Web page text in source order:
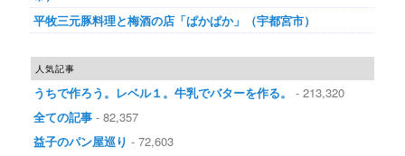
平牧三元豚料理と梅酒の店「ぱかぱか」（宇都宮市）
人気記事
うちで作ろう。レベル１。牛乳でバターを作る。
- 213,320
全ての記事 - 82,357
益子のパン屋巡り - 72,603